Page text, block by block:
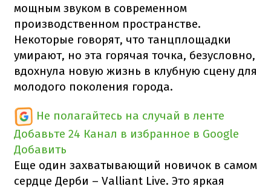
мощным звуком в современном
производственном пространстве.
Некоторые говорят, что танцплощадки
умирают, но эта горячая точка, безусловно,
вдохнула новую жизнь в клубную сцену для
молодого поколения города.
Не полагайтесь на случай в ленте
Добавьте 24 Канал в избранное в Google
Добавить
Еще один захватывающий новичок в самом
сердце Дерби – Valliant Live. Это яркая